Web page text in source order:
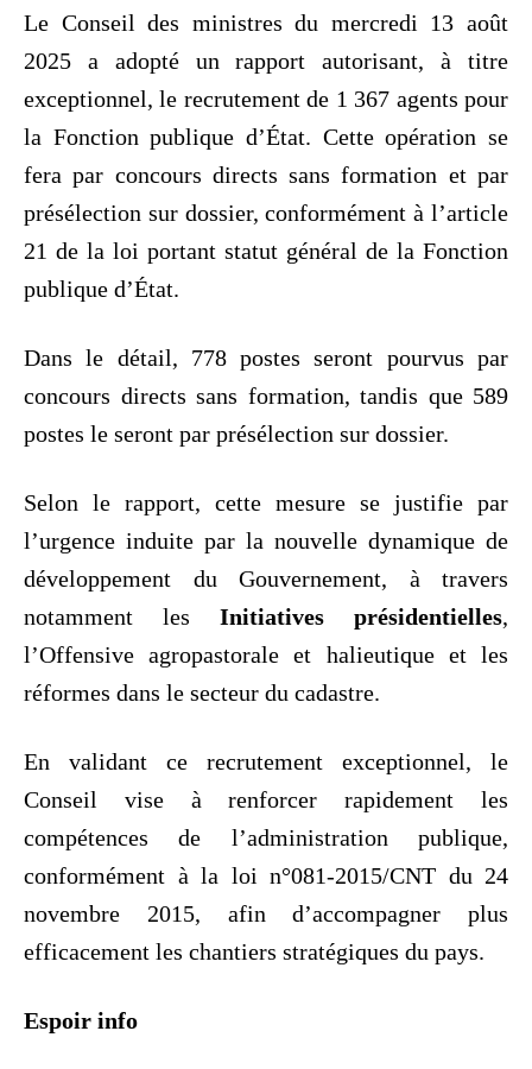
Le Conseil des ministres du mercredi 13 août
2025 a adopté un rapport autorisant, à titre
exceptionnel, le recrutement de 1 367 agents pour
la Fonction publique d’État. Cette opération se
fera par concours directs sans formation et par
présélection sur dossier, conformément à l’article
21 de la loi portant statut général de la Fonction
publique d’État.
Dans le détail, 778 postes seront pourvus par
concours directs sans formation, tandis que 589
postes le seront par présélection sur dossier.
Selon le rapport, cette mesure se justifie par
l’urgence induite par la nouvelle dynamique de
développement du Gouvernement, à travers
notamment les Initiatives présidentielles,
l’Offensive agropastorale et halieutique et les
réformes dans le secteur du cadastre.
En validant ce recrutement exceptionnel, le
Conseil vise à renforcer rapidement les
compétences de l’administration publique,
conformément à la loi n°081-2015/CNT du 24
novembre 2015, afin d’accompagner plus
efficacement les chantiers stratégiques du pays.
Espoir info